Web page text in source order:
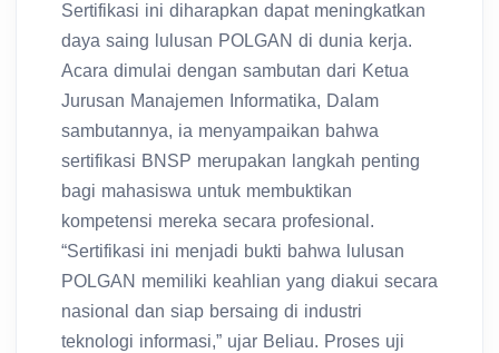
Sertifikasi ini diharapkan dapat meningkatkan
daya saing lulusan POLGAN di dunia kerja.
Acara dimulai dengan sambutan dari Ketua
Jurusan Manajemen Informatika, Dalam
sambutannya, ia menyampaikan bahwa
sertifikasi BNSP merupakan langkah penting
bagi mahasiswa untuk membuktikan
kompetensi mereka secara profesional.
“Sertifikasi ini menjadi bukti bahwa lulusan
POLGAN memiliki keahlian yang diakui secara
nasional dan siap bersaing di industri
teknologi informasi,” ujar Beliau. Proses uji